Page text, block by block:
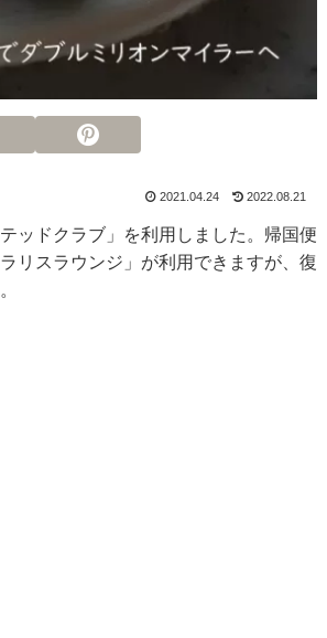
2021.04.24 2022.08.21
ッドクラブ」を利用しました。帰国便
リスラウンジ」が利用できますが、復